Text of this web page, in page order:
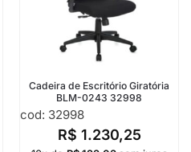
Cadeira de Escritório Giratória
BLM-0243 32998
cod: 32998
R$ 1.230,25